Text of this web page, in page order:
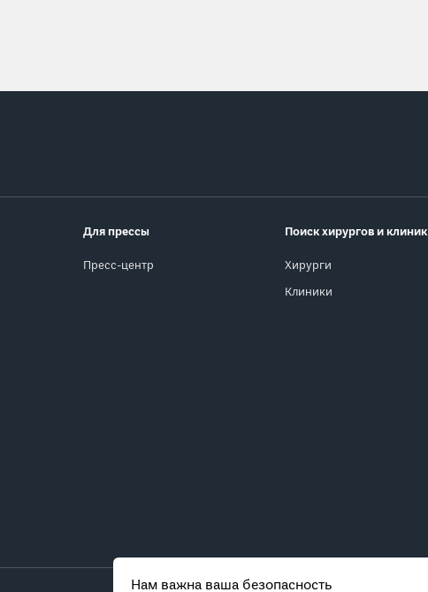
Нам важна ваша безопасность
Для прессы
Пресс-центр
Поиск хирургов и клиник
Хирурги
Клиники